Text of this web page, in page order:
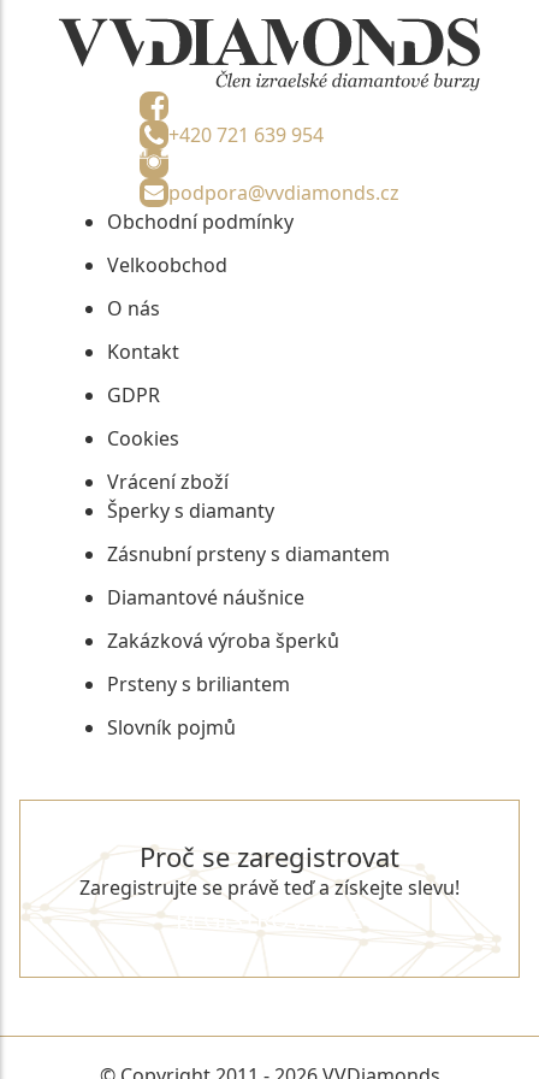
+420 721 639 954
podpora@vvdiamonds.cz
Obchodní podmínky
Velkoobchod
O nás
Kontakt
GDPR
Cookies
Vrácení zboží
Šperky s diamanty
Zásnubní prsteny s diamantem
Diamantové náušnice
Zakázková výroba šperků
Prsteny s briliantem
Slovník pojmů
Proč se zaregistrovat
Zaregistrujte se právě teď a získejte slevu!
REGISTROVAT SE